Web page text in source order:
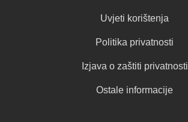
Uvjeti korištenja
Politika privatnosti
Izjava o zaštiti privatnosti
Ostale informacije